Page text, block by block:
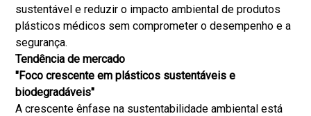
sustentável e reduzir o impacto ambiental de produtos
plásticos médicos sem comprometer o desempenho e a
segurança.
Tendência de mercado
"Foco crescente em plásticos sustentáveis e
biodegradáveis"
A crescente ênfase na sustentabilidade ambiental está